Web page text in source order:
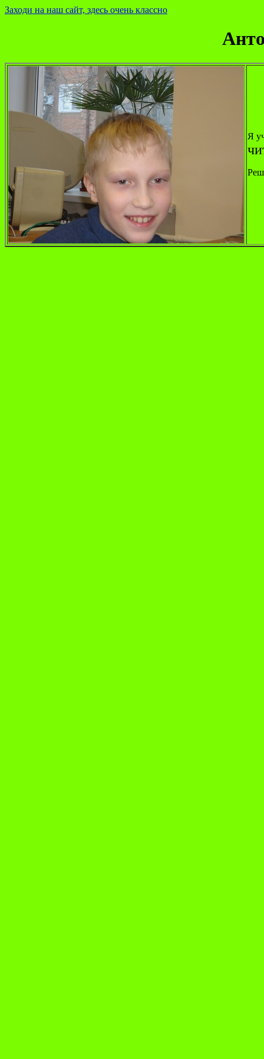
Заходи на наш сайт, здесь очень классно
Я